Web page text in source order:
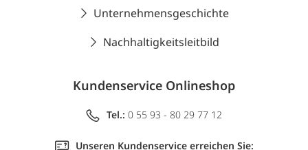
Unternehmensgeschichte
Nachhaltigkeitsleitbild
Kundenservice Onlineshop
Tel.: 0 55 93 - 80 29 77 12
Unseren Kundenservice erreichen Sie: